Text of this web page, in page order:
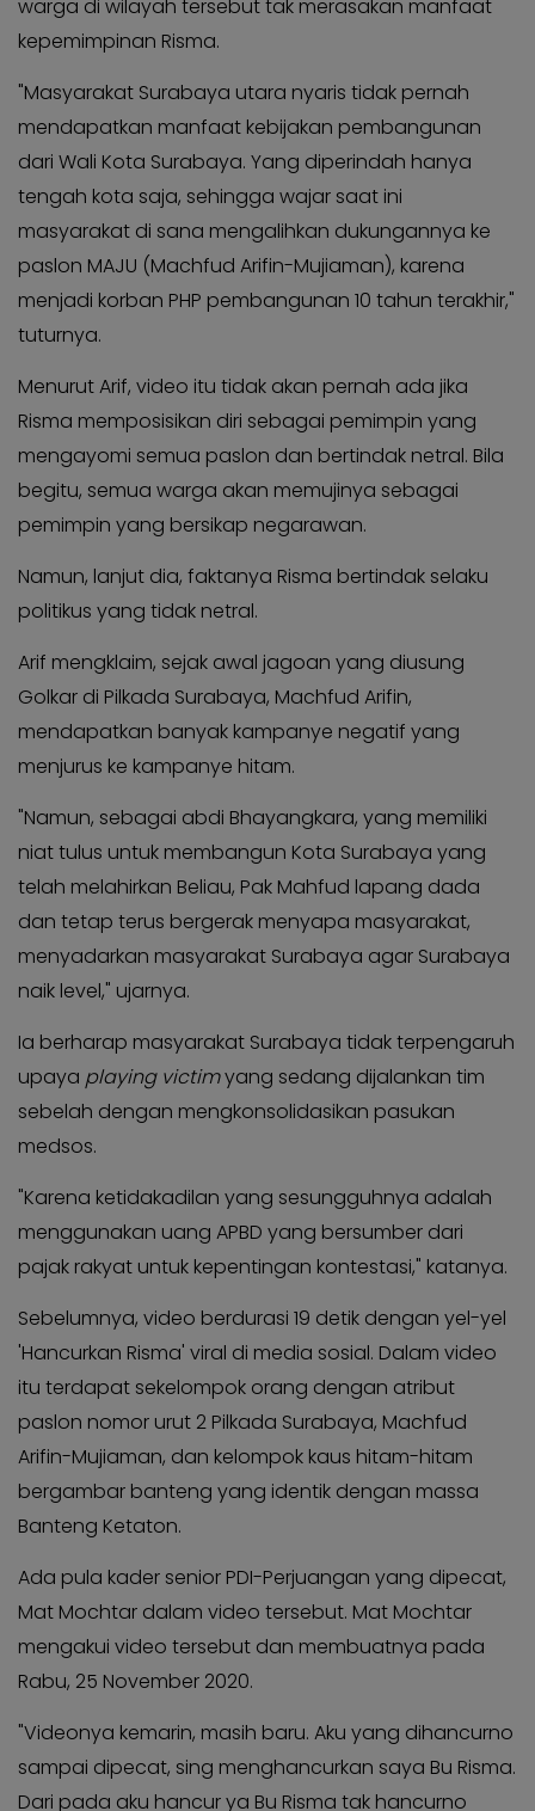
warga di wilayah tersebut tak merasakan manfaat
kepemimpinan Risma.
"Masyarakat Surabaya utara nyaris tidak pernah
mendapatkan manfaat kebijakan pembangunan
dari Wali Kota Surabaya. Yang diperindah hanya
tengah kota saja, sehingga wajar saat ini
masyarakat di sana mengalihkan dukungannya ke
paslon MAJU (Machfud Arifin-Mujiaman), karena
menjadi korban PHP pembangunan 10 tahun terakhir,"
tuturnya.
Menurut Arif, video itu tidak akan pernah ada jika
Risma memposisikan diri sebagai pemimpin yang
mengayomi semua paslon dan bertindak netral. Bila
begitu, semua warga akan memujinya sebagai
pemimpin yang bersikap negarawan.
Namun, lanjut dia, faktanya Risma bertindak selaku
politikus yang tidak netral.
Arif mengklaim, sejak awal jagoan yang diusung
Golkar di Pilkada Surabaya, Machfud Arifin,
mendapatkan banyak kampanye negatif yang
menjurus ke kampanye hitam.
"Namun, sebagai abdi Bhayangkara, yang memiliki
niat tulus untuk membangun Kota Surabaya yang
telah melahirkan Beliau, Pak Mahfud lapang dada
dan tetap terus bergerak menyapa masyarakat,
menyadarkan masyarakat Surabaya agar Surabaya
naik level," ujarnya.
Ia berharap masyarakat Surabaya tidak terpengaruh
upaya playing victimyang sedang dijalankan tim
sebelah dengan mengkonsolidasikan pasukan
medsos.
"Karena ketidakadilan yang sesungguhnya adalah
menggunakan uang APBD yang bersumber dari
pajak rakyat untuk kepentingan kontestasi," katanya.
Sebelumnya, video berdurasi 19 detik dengan yel-yel
'Hancurkan Risma' viral di media sosial. Dalam video
itu terdapat sekelompok orang dengan atribut
paslon nomor urut 2 Pilkada Surabaya, Machfud
Arifin-Mujiaman, dan kelompok kaus hitam-hitam
bergambar banteng yang identik dengan massa
Banteng Ketaton.
Ada pula kader senior PDI-Perjuangan yang dipecat,
Mat Mochtar dalam video tersebut. Mat Mochtar
mengakui video tersebut dan membuatnya pada
Rabu, 25 November 2020.
"Videonya kemarin, masih baru. Aku yang dihancurno
sampai dipecat, sing menghancurkan saya Bu Risma.
Dari pada aku hancur ya Bu Risma tak hancurno